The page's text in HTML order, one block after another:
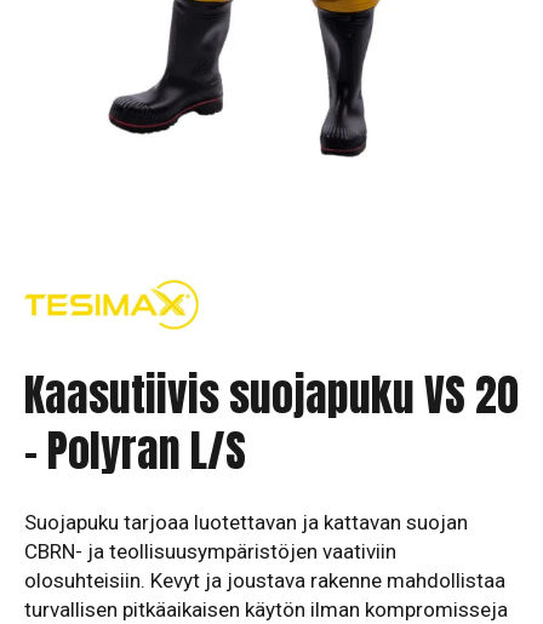
Kaasutiivis suojapuku VS 20
– Polyran L/S
Suojapuku tarjoaa luotettavan ja kattavan suojan
CBRN- ja teollisuusympäristöjen vaativiin
olosuhteisiin. Kevyt ja joustava rakenne mahdollistaa
turvallisen pitkäaikaisen käytön ilman kompromisseja